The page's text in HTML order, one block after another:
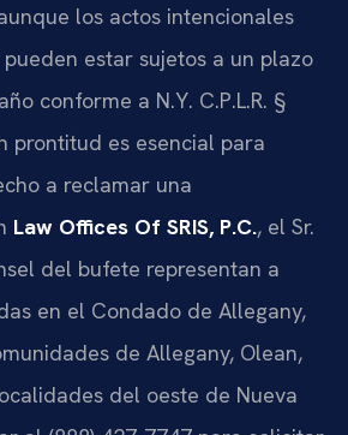
aunque los actos intencionales
estar sujetos a un plazo
conforme a N.Y. C.P.L.R. §
prontitud es esencial para
a reclamar una
Law Offices Of SRIS, P.C., el Sr.
del bufete representan a
en el Condado de Allegany,
de Allegany, Olean,
del oeste de Nueva